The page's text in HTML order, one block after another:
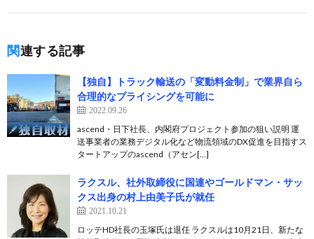
関連する記事
【独自】トラック輸送の「変動料金制」で業界自ら
合理的なプライシングを可能に
2022.09.26
ascend・日下社長、内閣府プロジェクト参加の狙い説明 運
送事業者の業務デジタル化など物流領域のDX促進を目指すス
タートアップのascend（アセン[…]
ラクスル、社外取締役に国連やゴールドマン・サッ
クス出身の村上由美子氏が就任
2021.10.21
ロッテHD社長の玉塚氏は退任 ラクスルは10月21日、新たな